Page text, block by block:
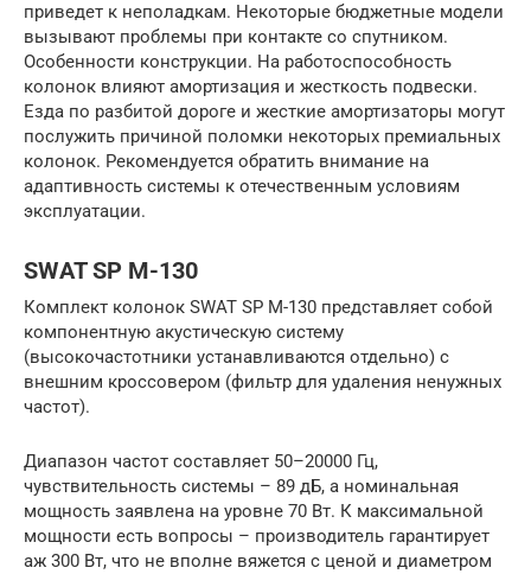
приведет к неполадкам. Некоторые бюджетные модели
вызывают проблемы при контакте со спутником.
Особенности конструкции. На работоспособность
колонок влияют амортизация и жесткость подвески.
Езда по разбитой дороге и жесткие амортизаторы могут
послужить причиной поломки некоторых премиальных
колонок. Рекомендуется обратить внимание на
адаптивность системы к отечественным условиям
эксплуатации.
SWAT SP M-130
Комплект колонок SWAT SP M-130 представляет собой
компонентную акустическую систему
(высокочастотники устанавливаются отдельно) с
внешним кроссовером (фильтр для удаления ненужных
частот).
Диапазон частот составляет 50–20000 Гц,
чувствительность системы – 89 дБ, а номинальная
мощность заявлена на уровне 70 Вт. К максимальной
мощности есть вопросы – производитель гарантирует
аж 300 Вт, что не вполне вяжется с ценой и диаметром